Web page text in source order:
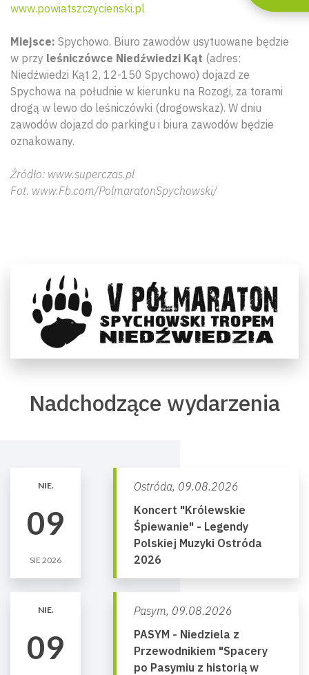
www.powiatszczycienski.pl
Miejsce: Spychowo. Biuro zawodów usytuowane będzie
w przy leśniczówce Niedźwiedzi Kąt (adres:
Niedźwiedzi Kąt 2, 12-150 Spychowo) dojazd ze
Spychowa na południe w kierunku na Rozogi, za torami
drogą w lewo do leśniczówki (drogowskaz). W dniu
zawodów dojazd do parkingu i biura zawodów będzie
oznakowany.
Źródło: www.superczas.pl
Fot. www.Fb.com/PolmaratonSpychowski/
Nadchodzące wydarzenia
NIE.
09
SIE 2026
Ostróda, 09.08.2026
Koncert "Królewskie
Śpiewanie" - Legendy
Polskiej Muzyki Ostróda
2026
NIE.
09
Pasym, 09.08.2026
PASYM - Niedziela z
Przewodnikiem "Spacery
po Pasymiu z historią w